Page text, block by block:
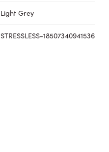
Light Grey
STRESSLESS-18507340941536